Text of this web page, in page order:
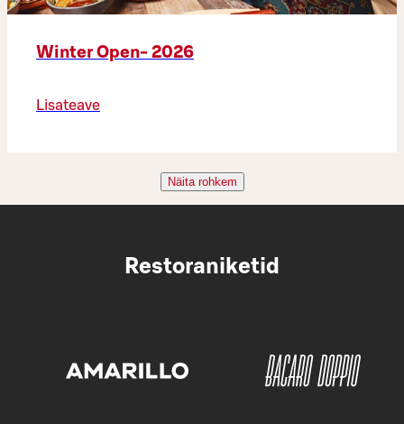
Winter Open- 2026
Lisateave
Näita rohkem
Restoraniketid